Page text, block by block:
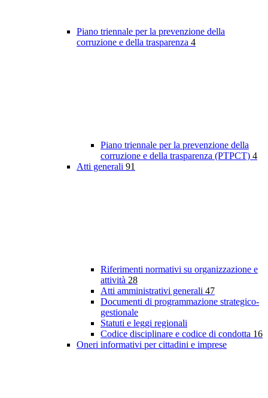
Piano triennale per la prevenzione della
corruzione e della trasparenza 4
Piano triennale per la prevenzione della
corruzione e della trasparenza (PTPCT) 4
Atti generali 91
Riferimenti normativi su organizzazione e
attività 28
Atti amministrativi generali 47
Documenti di programmazione strategico-
gestionale
Statuti e leggi regionali
Codice disciplinare e codice di condotta 16
Oneri informativi per cittadini e imprese